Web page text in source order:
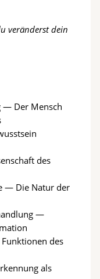
veränderst dein
— Der Mensch
des
— Die Natur der
—
des
als